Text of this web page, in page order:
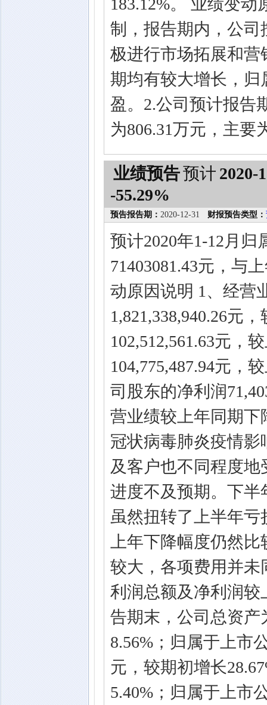
183.12%。 业绩变
制，报告期内，公
极进行市场拓展和
期均有较大增长，
盈。2.公司预计报告
为806.31万元，主要
业绩预告预计 2020-
-55.29%
预告报告期： 2020-12-31 财报预告类型：
预计2020年1-12月
71403081.43元，与
动原因说明 1、经营
1,821,338,940.26元
102,512,561.63元，
104,775,487.94元，
司股东的净利润
营业绩较上年同期下
冠状病毒肺炎疫情
及客户也不同程度
进度不及预期。下
虽然扭转了上半年
上年下降幅度仍然
较大，各项费用并未
利润总额及净利润较
告期末，公司总资产
8.56%；归属于上市
元，较期初增长
5.40%；归属于上市